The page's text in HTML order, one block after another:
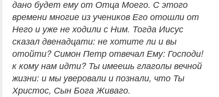
дано будет ему от Отца Моего. С этого
времени многие из учеников Его отошли от
Него и уже не ходили с Ним. Тогда Иисус
сказал двенадцати: не хотите ли и вы
отойти? Симон Петр отвечал Ему: Господи!
к кому нам идти? Ты имеешь глаголы вечной
жизни: и мы уверовали и познали, что Ты
Христос, Сын Бога Живаго.